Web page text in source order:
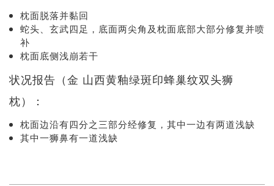
枕面脱落并黏回
蛇头、玄武四足，底面两尖角及枕面底部大部分修复并喷
补
枕面底侧浅崩若干
状况报告（金 山西黄釉绿斑印蜂巢纹双头狮
枕）：
枕面边沿有四分之三部分经修复，其中一边有两道浅缺
其中一狮鼻有一道浅缺